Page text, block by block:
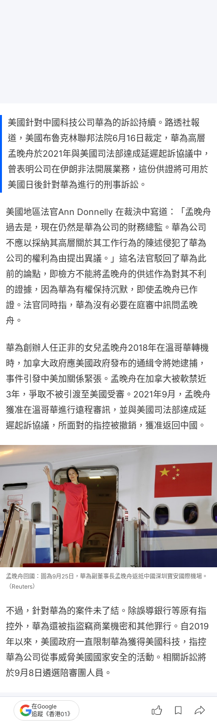
美國針對中國科技公司華為的訴訟持續。路透社報
道，美國布魯克林聯邦法院6月16日裁定，華為高層
孟晚舟於2021年與美國司法部達成延遲起訴協議中，
曾表明公司在伊朗非法開展業務，這份供證將可用於
美國日後針對華為進行的刑事訴訟。
美國地區法官Ann ⁠Donnelly 在裁決中寫道：「孟晚舟
過去是，現在仍然是華為公司的財務總監。華為公司
不應以採納其高層關於其工作行為的陳述侵犯了華為
公司的權利為由提出異議。」這名法官駁回了華為此
前的論點，即檢方不能將孟晚舟的供述作為對其不利
的證據，因為華為有權保持沉默，即使孟晚舟已作
證。法官同時指，華為沒有必要在庭審中訊問孟晚
舟。
華為創辦人任正非的女兒孟晚舟2018年在溫哥華轉機
時，加拿大政府應美國政府發布的通緝令將她逮捕，
事件引發中美加關係緊張。孟晚舟在加拿大被軟禁近
3年，爭取不被引渡至美國受審。2021年9月，孟晚舟
獲准在溫哥華進行遠程審訊，並與美國司法部達成延
遲起訴協議，所面對的指控被撤銷，獲准返回中國。
孟晚舟回國：圖為9月25日，華為副董事長孟晚舟返抵中國深圳寶安國際機場。
（Reuters）
不過，針對華為的案件未了結。除誤導銀行等原有指
控外，華為還被指盜竊商業機密和其他罪行。自2019
年以來，美國政府一直限制華為獲得美國科技，指控
華為公司從事威脅美國國家安全的活動。相關訴訟將
於9月8日遴選陪審團人員。
在Google
追蹤《香港01》